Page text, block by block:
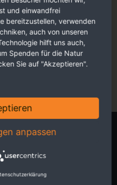
Eindrücke und
für Sie aufbereitet.
starten
und einwandfrei
bereitzustellen, verwenden
auch von unseren
hilft uns auch,
Spenden für die Natur
Sie auf "Akzeptieren".
anpassen